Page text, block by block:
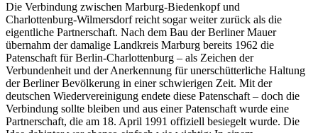
Die Verbindung zwischen Marburg-Biedenkopf und
Charlottenburg-Wilmersdorf reicht sogar weiter zurück als die
eigentliche Partnerschaft. Nach dem Bau der Berliner Mauer
übernahm der damalige Landkreis Marburg bereits 1962 die
Patenschaft für Berlin-Charlottenburg – als Zeichen der
Verbundenheit und der Anerkennung für unerschütterliche Haltung
der Berliner Bevölkerung in einer schwierigen Zeit. Mit der
deutschen Wiedervereinigung endete diese Patenschaft – doch die
Verbindung sollte bleiben und aus einer Patenschaft wurde eine
Partnerschaft, die am 18. April 1991 offiziell besiegelt wurde. Die